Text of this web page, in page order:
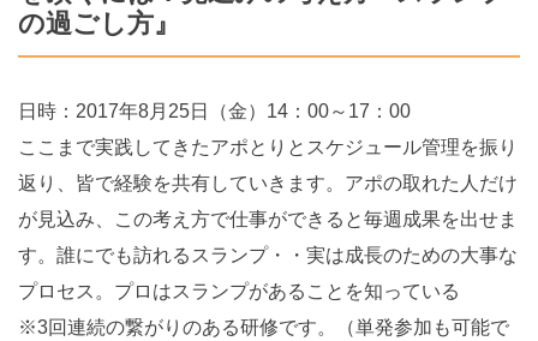
の過ごし方』
日時：2017年8月25日（金）14：00～17：00
ここまで実践してきたアポとりとスケジュール管理を振り
返り、皆で経験を共有していきます。アポの取れた人だけ
が見込み、この考え方で仕事ができると毎週成果を出せま
す。誰にでも訪れるスランプ・・実は成長のための大事な
プロセス。プロはスランプがあることを知っている
※3回連続の繋がりのある研修です。（単発参加も可能で